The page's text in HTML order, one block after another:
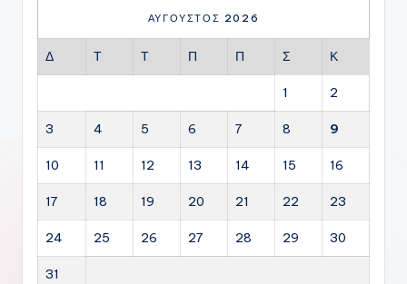
ΑΎΓΟΥΣΤΟΣ 2026
Δ Τ Τ Π Π Σ Κ
1 2
3 4 5 6 7 8 9
10 11 12 13 14 15 16
17 18 19 20 21 22 23
24 25 26 27 28 29 30
31